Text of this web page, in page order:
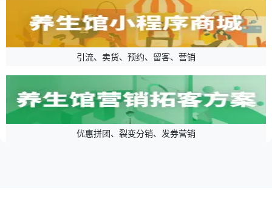
引流、卖货、预约、留客、营销
优惠拼团、裂变分销、发券营销